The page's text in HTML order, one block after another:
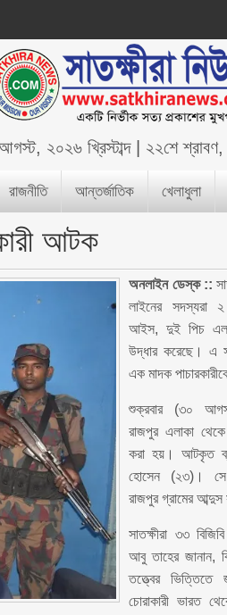
২০২৬ খ্রিস্টাব্দ| ২২শে শ্রাবণ,
রাজনীতি আন্তর্জাতিক খেলাধুলা
আটক
অনলাইন ডেস্ক ::
লাইনের সদস্যরা
আইস, দুই পিচ
উদ্ধার করেছে। এ
এক মাদক
শুক্রবার (৩০
রাজপুর এলাকা
করা হয়। আটকৃত
হোসেন (২৩)। সে
রাজপুর গ্রামের আব্দুস
সাতক্ষীরা ৩৩
আবু তাহের জানান,
তত্ত্বের
চোরাকারী ভারত